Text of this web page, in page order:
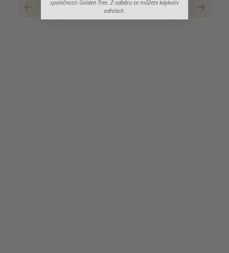
2 3 4 5 6 7 8
společnosti Golden Tree. Z odběru se můžete kdykoliv
odhlásit.